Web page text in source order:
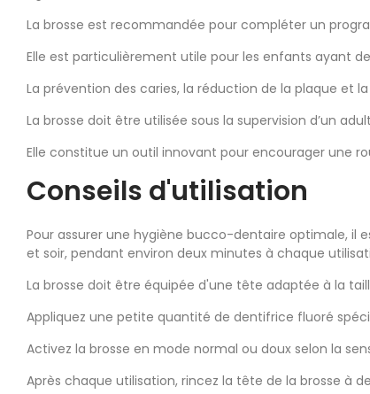
La brosse est recommandée pour compléter un
Elle est particulièrement utile pour les enfants ayant
La prévention des caries, la réduction de la plaque et
La brosse doit être utilisée sous la supervision d’un
Elle constitue un outil innovant pour encourager une
Conseils d'utilisation
Pour assurer une hygiène bucco-dentaire optimale, il
et soir, pendant environ deux minutes à chaque
La brosse doit être équipée d'une tête adaptée à la
Appliquez une petite quantité de dentifrice fluoré
Activez la brosse en mode normal ou doux selon la
Après chaque utilisation, rincez la tête de la brosse à